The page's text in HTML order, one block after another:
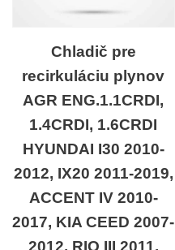
Chladič pre
recirkuláciu plynov
AGR ENG.1.1CRDI,
1.4CRDI, 1.6CRDI
HYUNDAI I30 2010-
2012, IX20 2011-2019,
ACCENT IV 2010-
2017, KIA CEED 2007-
2012, RIO III 2011,